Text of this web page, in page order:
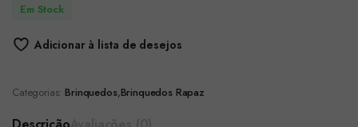
Em Stock
Adicionar à lista de desejos
Categorias: Brinquedos,Brinquedos Rapaz